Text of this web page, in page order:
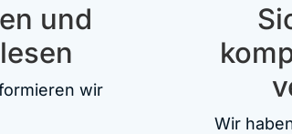
und
wir
Wir